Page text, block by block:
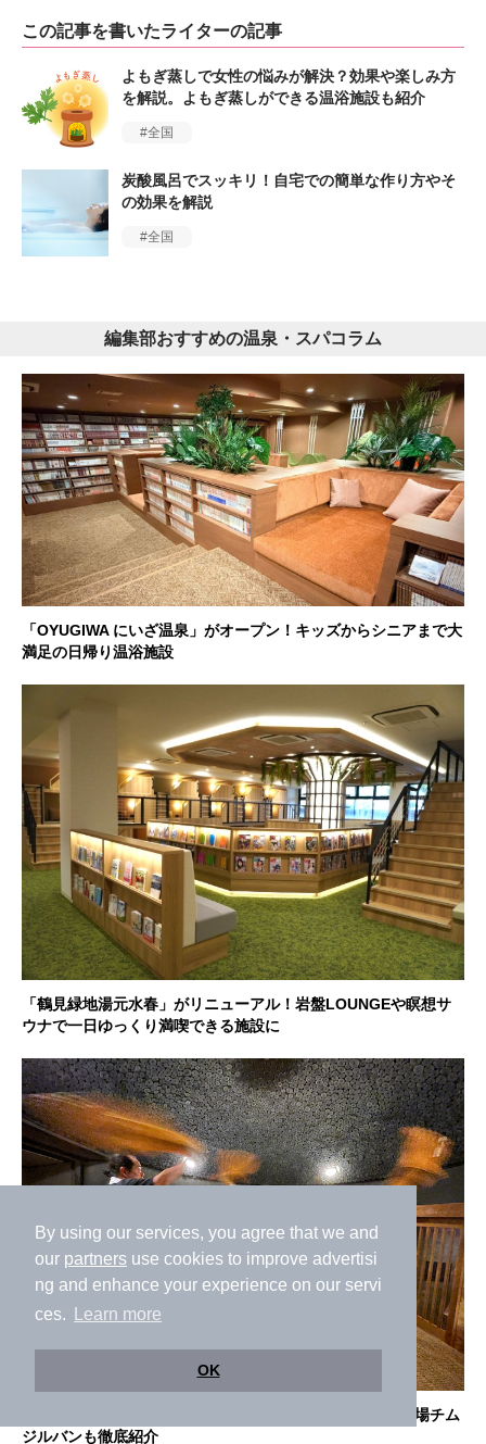
By using our services, you agree that we and
our partners use cookies to improve advertisi
ng and enhance your experience on our servi
ces.
Learn more
OK
この記事を書いたライターの記事
よもぎ蒸しで女性の悩みが解決？効果や楽しみ方
を解説。よもぎ蒸しができる温浴施設も紹介
全国
炭酸風呂でスッキリ！自宅での簡単な作り方やそ
の効果を解説
全国
編集部おすすめの温泉・スパコラム
「OYUGIWA にいざ温泉」がオープン！キッズからシニアまで大
満足の日帰り温浴施設
「鶴見緑地湯元水春」がリニューアル！岩盤LOUNGEや瞑想サ
ウナで一日ゆっくり満喫できる施設に
【クーポン有】神州温泉 あるごの湯を1日遊び尽くす！本場チム
ジルバンも徹底紹介